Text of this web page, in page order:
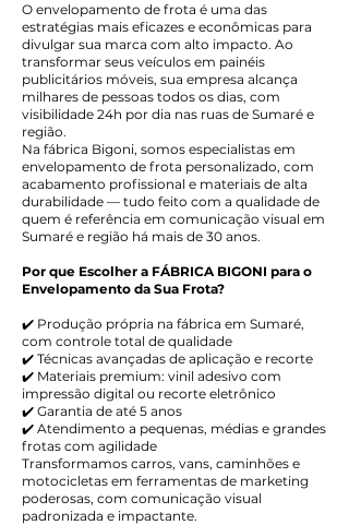
O envelopamento de frota é uma das
estratégias mais eficazes e econômicas para
divulgar sua marca com alto impacto. Ao
transformar seus veículos em painéis
publicitários móveis, sua empresa alcança
milhares de pessoas todos os dias, com
visibilidade 24h por dia nas ruas de Sumaré e
região.
Na fábrica Bigoni, somos especialistas em
envelopamento de frota personalizado, com
acabamento profissional e materiais de alta
durabilidade — tudo feito com a qualidade de
quem é referência em comunicação visual em
Sumaré e região há mais de 30 anos.
Por que Escolher a FÁBRICA BIGONI para o
Envelopamento da Sua Frota?
✔️ Produção própria na fábrica em Sumaré,
com controle total de qualidade
✔️ Técnicas avançadas de aplicação e recorte
✔️ Materiais premium: vinil adesivo com
impressão digital ou recorte eletrônico
✔️ Garantia de até 5 anos
✔️ Atendimento a pequenas, médias e grandes
frotas com agilidade
Transformamos carros, vans, caminhões e
motocicletas em ferramentas de marketing
poderosas, com comunicação visual
padronizada e impactante.